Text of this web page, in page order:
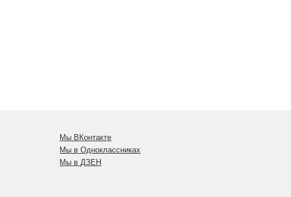
Мы ВКонтакте
Мы в Одноклассниках
Мы в ДЗЕН